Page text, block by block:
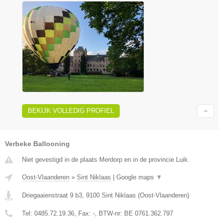
BEKIJK VOLLEDIG PROFIEL
Verbeke Ballooning
Niet gevestigd in de plaats Merdorp en in de provincie Luik.
Oost-Vlaanderen » Sint Niklaas Google maps ▼
Driegaaienstraat 9 b3, 9100 Sint Niklaas (Oost-Vlaanderen)
Tel: 0485.72.19.36, Fax: -, BTW-nr: BE 0761.362.797